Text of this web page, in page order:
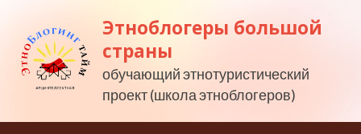
Этноблогеры большой
страны
обучающий этнотуристический
проект (школа этноблогеров)